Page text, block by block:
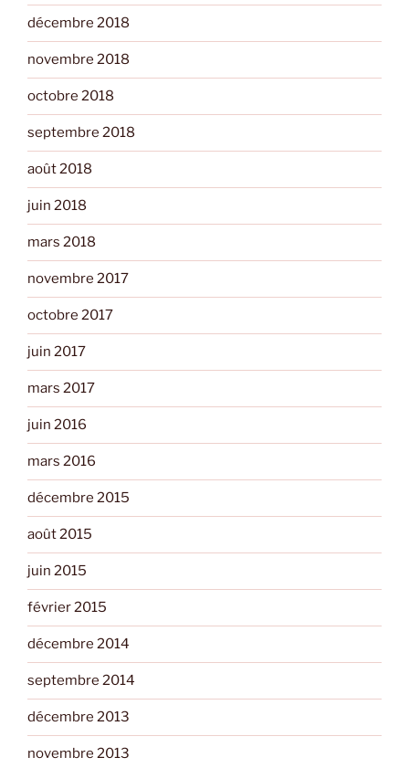
décembre 2018
novembre 2018
octobre 2018
septembre 2018
août 2018
juin 2018
mars 2018
novembre 2017
octobre 2017
juin 2017
mars 2017
juin 2016
mars 2016
décembre 2015
août 2015
juin 2015
février 2015
décembre 2014
septembre 2014
décembre 2013
novembre 2013